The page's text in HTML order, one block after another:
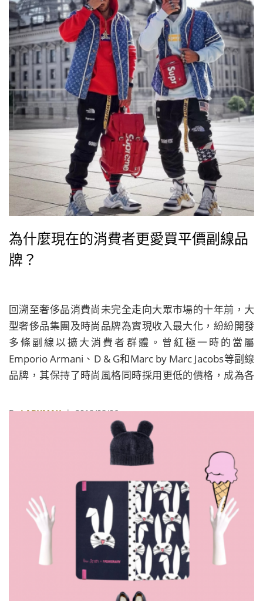
為什麼現在的消費者更愛買平價副線品
牌？
回溯至奢侈品消費尚未完全走向大眾市場的十年前，大
型奢侈品集團及時尚品牌為實現收入最大化，紛紛開發
多條副線以擴大消費者群體。曾紅極一時的當屬
Emporio Armani、D & G和Marc by Marc Jacobs等副線
品牌，其保持了時尚風格同時採用更低的價格，成為各
者的喜愛。
ByLADYMAX| 2018/08/06